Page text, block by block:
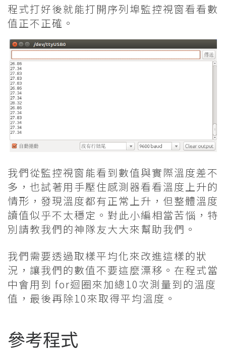
程式打好後就能打開序列埠監控視窗看看數
值正不正確。
我們從監控視窗能看到數值與實際溫度差不
多，也試著用手壓住感測器看看溫度上升的
情形，發現溫度都有正常上升，但整體溫度
讀值似乎不太穩定。對此小編相當苦惱，特
別請教我們的神隊友大大來幫助我們。
我們需要透過取樣平均化來改進這樣的狀
況，讓我們的數值不要這麼漂移。在程式當
中會用到 for迴圈來加總10次測量到的溫度
值，最後再除10來取得平均溫度。
參考程式